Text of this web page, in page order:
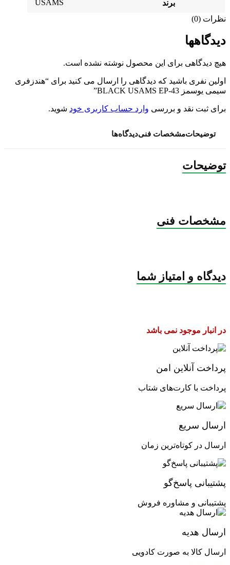
برند
USAMS
نظرات (0)
دیدگاهها
هیچ دیدگاهی برای این محصول نوشته نشده است.
اولین نفری باشید که دیدگاهی را ارسال می کنید برای “هندزفری
سیمی یوسمز BLACK USAMS EP-43”
برای ثبت نقد و بررسی وارد حساب کاربری خود شوید.
توضیحاتمشخصات فنیدیدگاه‌ها
توضیحات
مشخصات فنی
دیدگاه و امتیاز شما
در انبار موجود نمی باشد
پرداخت آنلاین امن
پرداخت با کارت‌های شتاب
ارسال سریع
ارسال در کوتاه‌ترین زمان
پشتیبانی پاسخ‌گو
پشتیبانی و مشاوره فروش
ارسال هدیه
ارسال کالا به صورت کادویی